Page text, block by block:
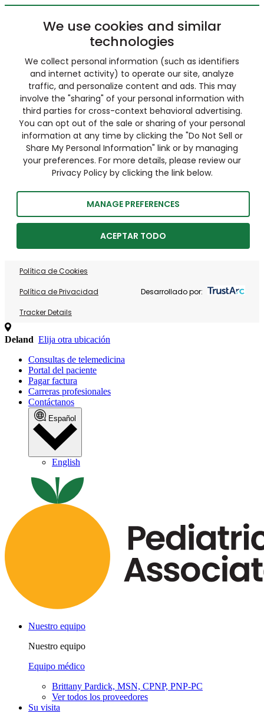
We use cookies and similar
technologies
We collect personal information (such as identifiers
and internet activity) to operate our site, analyze
traffic, and personalize content and ads. This may
involve the "sharing" of your personal information with
third parties for cross-context behavioral advertising.
You can opt out of the sale or sharing of your personal
information at any time by clicking the "Do Not Sell or
Share My Personal Information" link or by managing
your preferences. For more details, please review our
Privacy Policy by clicking the link below.
MANAGE PREFERENCES
ACEPTAR TODO
Política de Cookies
Política de Privacidad
Tracker Details
Desarrollado por:
Deland Elija otra ubicación
Consultas de telemedicina
Portal del paciente
Pagar factura
Carreras profesionales
Contáctanos
Español
English
Nuestro equipo
Nuestro equipo
Equipo médico
Brittany Pardick, MSN, CPNP, PNP-PC
Ver todos los proveedores
Su visita